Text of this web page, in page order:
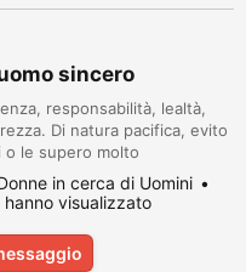
sincero
responsabilità, lealtà,
Di natura pacifica, evito
o le supero molto
la bellezza, la
e il romanticismo. Non
loquace e sono
ma sono molto attenta
miei cari e sensibile ai
in cerca di Uomini
visualizzato